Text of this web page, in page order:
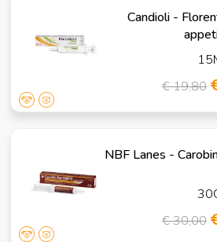
Candioli -
€ 19,80
NBF Lanes -
€ 30,00